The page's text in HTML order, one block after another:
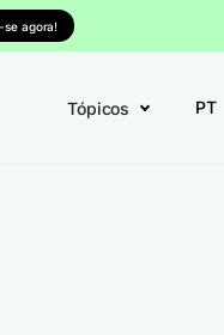
se agora!
Tópicos PT